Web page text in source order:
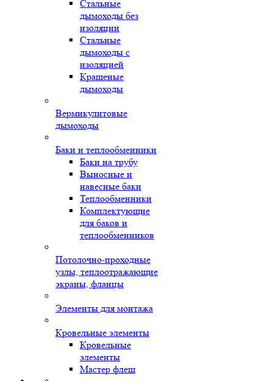
Стальные
дымоходы без
изоляции
Стальные
дымоходы с
изоляцией
Крашеные
дымоходы
Вермикулитовые
дымоходы
Баки и теплообменники
Баки на трубу
Выносные и
навесные баки
Теплообменники
Комплектующие
для баков и
теплообменников
Потолочно-проходные
узлы, теплоотражающие
экраны, фланцы
Элементы для монтажа
Кровельные элементы
Кровельные
элементы
Мастер флеш